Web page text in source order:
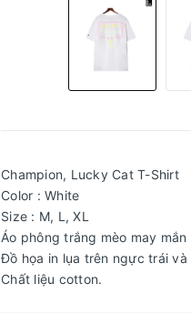
Champion, Lucky Cat T-Shirt
Color : White
Size : M, L, XL
Áo phông trắng mèo may
Đồ họa in lụa trên ngực trái và
Chất liệu cotton.